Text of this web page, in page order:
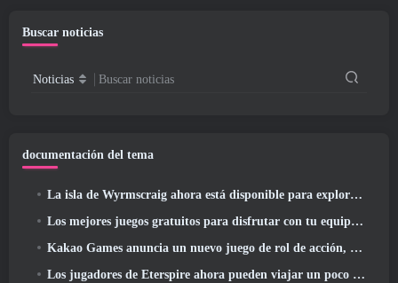
Buscar noticias
Noticias Buscar noticias
documentación del tema
La isla de Wyrmscraig ahora está disponible para explorar en RuneScape de la vieja escuela
Los mejores juegos gratuitos para disfrutar con tu equipo (2026)
Kakao Games anuncia un nuevo juego de rol de acción, doncella guardiana
Los jugadores de Eterspire ahora pueden viajar un poco en el tiempo... como regalo